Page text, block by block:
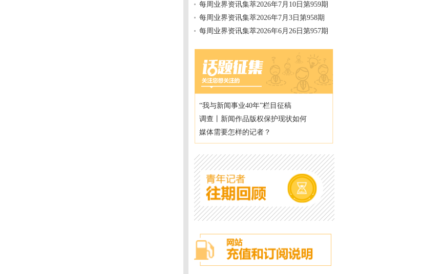
每周业界资讯集萃2026年7月10日第959期
每周业界资讯集萃2026年7月3日第958期
每周业界资讯集萃2026年6月26日第957期
“我与新闻事业40年”栏目征稿
调查丨新闻作品版权保护现状如何
媒体需要怎样的记者？